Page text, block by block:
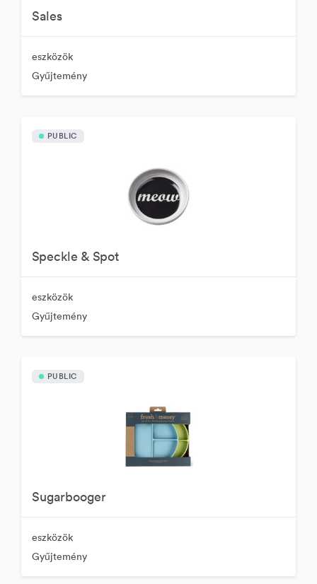
Sales
eszközök
Gyűjtemény
PUBLIC
Speckle & Spot
eszközök
Gyűjtemény
PUBLIC
Sugarbooger
eszközök
Gyűjtemény